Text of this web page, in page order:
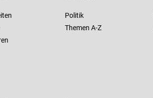
Politik
Themen A-Z